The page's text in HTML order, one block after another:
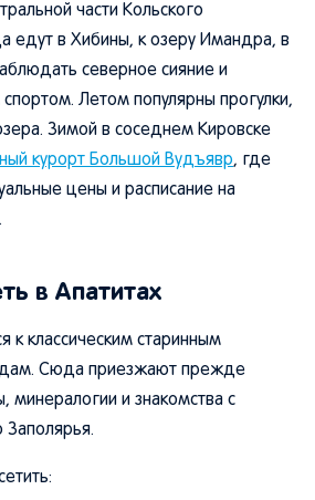
части Кольского
едут в Хибины, к озеру Имандра, в
северное сияние и
Летом популярны прогулки,
Зимой в соседнем Кировске
курорт Большой Вудъявр, где
цены и расписание на
в Апатитах
к классическим старинным
Сюда приезжают прежде
минералогии и знакомства с
Заполярья.